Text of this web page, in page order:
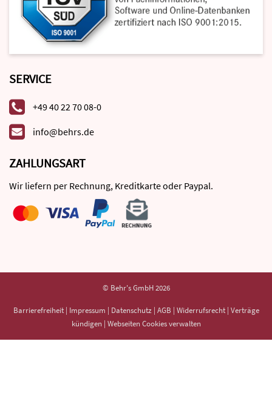
SERVICE
+49 40 22 70 08-0
info@behrs.de
ZAHLUNGSART
Wir liefern per Rechnung, Kreditkarte oder Paypal.
© Behr's GmbH 2026
Barrierefreiheit | Impressum | Datenschutz | AGB | Widerrufsrecht | Verträge
kündigen | Webseiten Cookies verwalten